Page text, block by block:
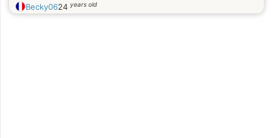
Becky0624 years old